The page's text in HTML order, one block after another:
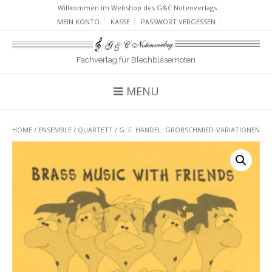
Willkommen im Webshop des G&C Notenverlags
MEIN KONTO
KASSE PASSWORT VERGESSEN
Fachverlag für Blechbläsernoten
MENU
HOME / ENSEMBLE / QUARTETT / G. F. HÄNDEL: GROBSCHMIED-VARIATIONEN